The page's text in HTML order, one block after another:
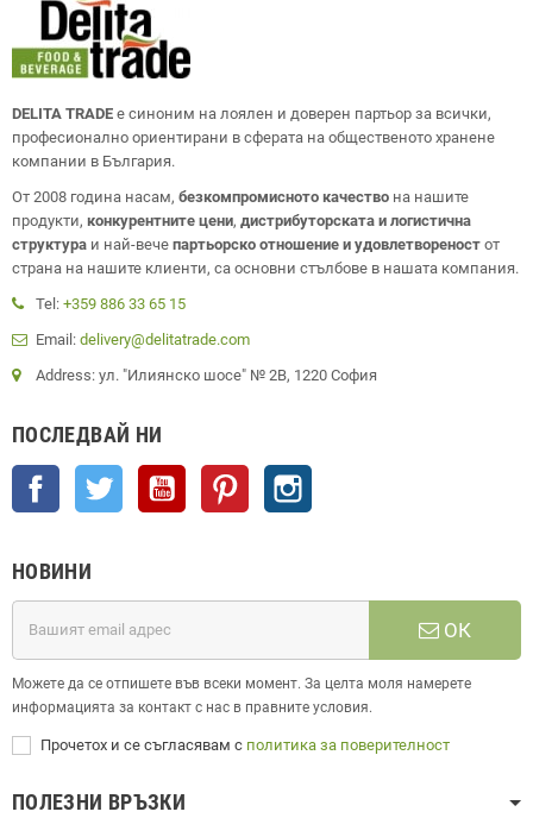
DELITA TRADE е синоним на лоялен и доверен партьор за всички,
професионално ориентирани в сферата на общественото хранене
компании в България.
От 2008 година насам, безкомпромисното качество на нашите
продукти, конкурентните цени, дистрибуторската и логистична
структура и най-вече партьорско отношение и удовлетвореност от
страна на нашите клиенти, са основни стълбове в нашата компания.
Tel: +359 886 33 65 15
Email: delivery@delitatrade.com
Address: ул. "Илиянско шосе" № 2В, 1220 София
ПОСЛЕДВАЙ НИ
Facebook Twitter YouTube Pinterest
НОВИНИ
ОК
Можете да се отпишете във всеки момент. За целта моля намерете
информацията за контакт с нас в правните условия.
Прочетох и се съгласявам с политика за поверителност
ПОЛЕЗНИ ВРЪЗКИ